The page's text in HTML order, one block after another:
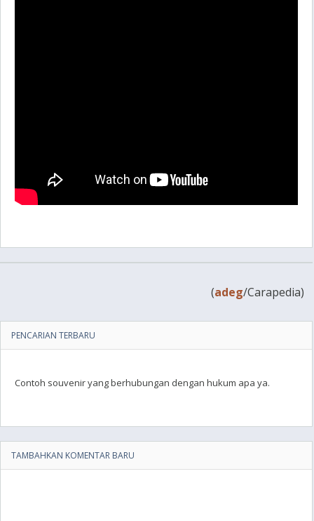
(adeg/Carapedia)
PENCARIAN TERBARU
Contoh souvenir yang berhubungan dengan hukum apa ya.
TAMBAHKAN KOMENTAR BARU